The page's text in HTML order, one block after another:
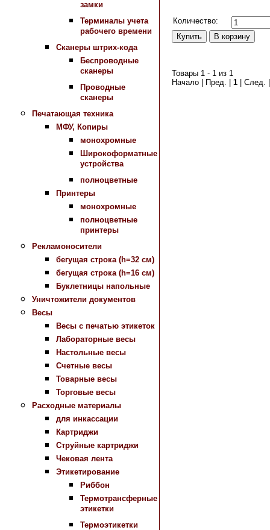
замки
Терминалы учета
рабочего времени
Сканеры штрих-кода
Беспроводные
сканеры
Проводные
сканеры
Печатающая техника
МФУ, Копиры
монохромные
Широкоформатные
устройства
полноцветные
Принтеры
монохромные
полноцветные
принтеры
Рекламоносители
бегущая строка (h=32 см)
бегущая строка (h=16 см)
Буклетницы напольные
Уничтожители документов
Весы
Весы с печатью этикеток
Лабораторные весы
Настольные весы
Счетные весы
Товарные весы
Торговые весы
Расходные материалы
для инкассации
Картриджи
Струйные картриджи
Чековая лента
Этикетирование
Риббон
Термотрансферные
этикетки
Термоэтикетки
Количество:
Товары 1 - 1 из 1
Начало | Пред. | 1 | След.